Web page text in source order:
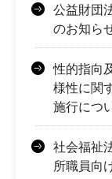
公益財団
のお知ら
性的指向
様性に関
施行につ
社会福祉
所職員向